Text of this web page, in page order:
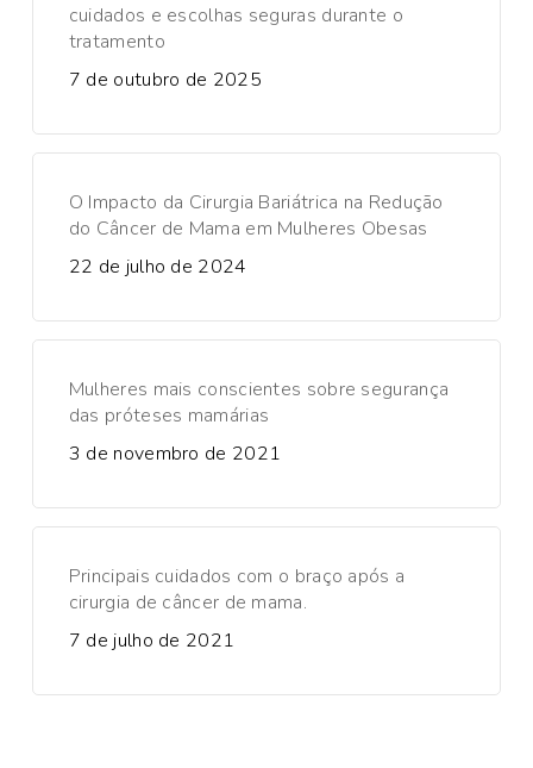
cuidados e escolhas seguras durante o
tratamento
7 de outubro de 2025
O Impacto da Cirurgia Bariátrica na Redução
do Câncer de Mama em Mulheres Obesas
22 de julho de 2024
Mulheres mais conscientes sobre segurança
das próteses mamárias
3 de novembro de 2021
Principais cuidados com o braço após a
cirurgia de câncer de mama.
7 de julho de 2021